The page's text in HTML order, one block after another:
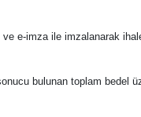
e-imza ile imzalanarak
bulunan toplam bedel